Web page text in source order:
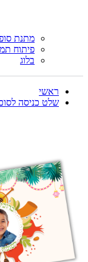
מתנת
פיתוח
בלוג
ראשי
שלט כניסה